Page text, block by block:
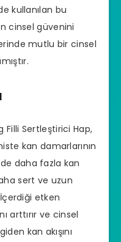
kullanılan bu
cinsel güvenini
mutlu bir cinsel
Filli Sertleştirici Hap,
kan damarlarının
daha fazla kan
sert ve uzun
etken
arttırır ve cinsel
kan akışını